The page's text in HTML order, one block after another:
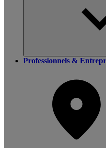
Professionnels &